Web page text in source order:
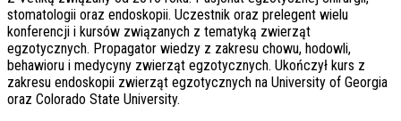
stomatologii oraz endoskopii. Uczestnik oraz prelegent wielu
konferencji i kursów związanych z tematyką zwierząt
egzotycznych. Propagator wiedzy z zakresu chowu, hodowli,
behawioru i medycyny zwierząt egzotycznych. Ukończył kurs z
zakresu endoskopii zwierząt egzotycznych na University of Georgia
oraz Colorado State University.